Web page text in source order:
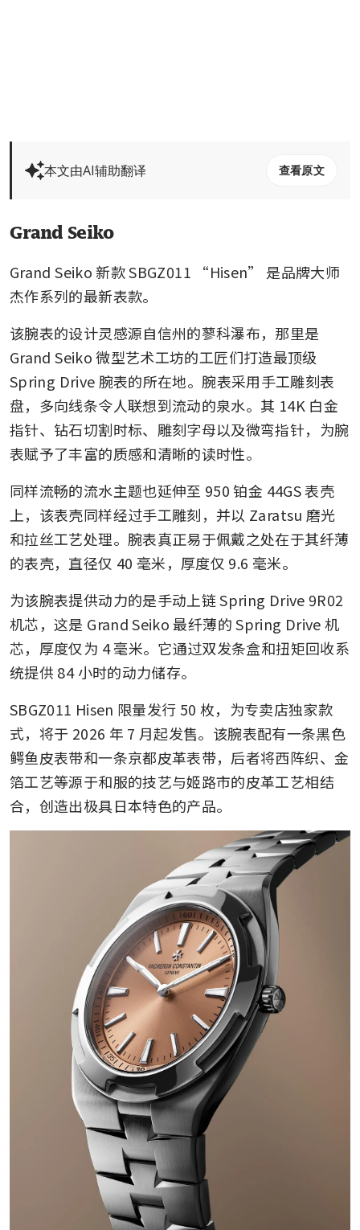
本文由AI辅助翻译 查看原文
Grand Seiko
Grand Seiko 新款 SBGZ011 “Hisen” 是品牌大师
杰作系列的最新表款。
该腕表的设计灵感源自信州的蓼科瀑布，那里是
Grand Seiko 微型艺术工坊的工匠们打造最顶级
Spring Drive 腕表的所在地。腕表采用手工雕刻表
盘，多向线条令人联想到流动的泉水。其 14K 白金
指针、钻石切割时标、雕刻字母以及微弯指针，为腕
表赋予了丰富的质感和清晰的读时性。
同样流畅的流水主题也延伸至 950 铂金 44GS 表壳
上，该表壳同样经过手工雕刻，并以 Zaratsu 磨光
和拉丝工艺处理。腕表真正易于佩戴之处在于其纤薄
的表壳，直径仅 40 毫米，厚度仅 9.6 毫米。
为该腕表提供动力的是手动上链 Spring Drive 9R02
机芯，这是 Grand Seiko 最纤薄的 Spring Drive 机
芯，厚度仅为 4 毫米。它通过双发条盒和扭矩回收系
统提供 84 小时的动力储存。
SBGZ011 Hisen 限量发行 50 枚，为专卖店独家款
式，将于 2026 年 7 月起发售。该腕表配有一条黑色
鳄鱼皮表带和一条京都皮革表带，后者将西阵织、金
箔工艺等源于和服的技艺与姬路市的皮革工艺相结
合，创造出极具日本特色的产品。